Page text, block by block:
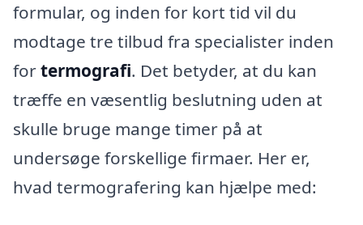
formular, og inden for kort tid vil du
modtage tre tilbud fra specialister inden
fortermografi. Det betyder, at du kan
træffe en væsentlig beslutning uden at
skulle bruge mange timer på at
undersøge forskellige firmaer. Her er,
hvad termografering kan hjælpe med: